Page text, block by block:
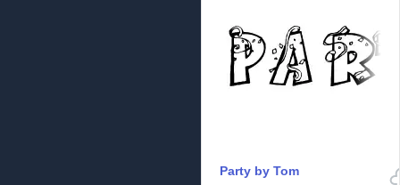
Party by Tom